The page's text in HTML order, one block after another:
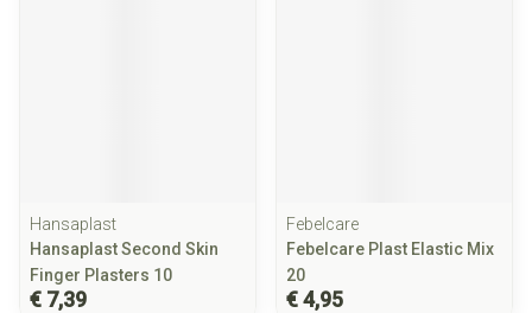
Hansaplast
Hansaplast Second Skin
Finger Plasters 10
€ 7,39
Febelcare
Febelcare Plast Elastic Mix
20
€ 4,95